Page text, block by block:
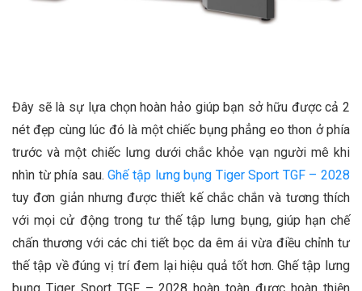
Đây sẽ là sự lựa chọn hoàn hảo giúp bạn sở hữu được cả 2
nét đẹp cùng lúc đó là một chiếc bụng phẳng eo thon ở phía
trước và một chiếc lưng dưới chắc khỏe vạn người mê khi
nhìn từ phía sau.Ghế tập lưng bụng Tiger Sport TGF – 2028
tuy đơn giản nhưng được thiết kế chắc chắn và tương thích
với mọi cử động trong tư thế tập lưng bụng, giúp hạn chế
chấn thương với các chi tiết bọc da êm ái vừa điều chỉnh tư
thế tập về đúng vị trí đem lại hiệu quả tốt hơn. Ghế tập lưng
bụng Tiger Sport TGF – 2028 hoàn toàn được hoàn thiện